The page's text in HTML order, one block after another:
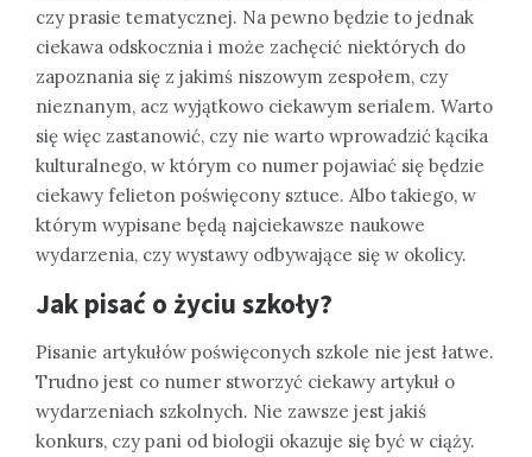
czy prasie tematycznej. Na pewno będzie to jednak
ciekawa odskocznia i może zachęcić niektórych do
zapoznania się z jakimś niszowym zespołem, czy
nieznanym, acz wyjątkowo ciekawym serialem. Warto
się więc zastanowić, czy nie warto wprowadzić kącika
kulturalnego, w którym co numer pojawiać się będzie
ciekawy felieton poświęcony sztuce. Albo takiego, w
którym wypisane będą najciekawsze naukowe
wydarzenia, czy wystawy odbywające się w okolicy.
Jak pisać o życiu szkoły?
Pisanie artykułów poświęconych szkole nie jest łatwe.
Trudno jest co numer stworzyć ciekawy artykuł o
wydarzeniach szkolnych. Nie zawsze jest jakiś
konkurs, czy pani od biologii okazuje się być w ciąży.